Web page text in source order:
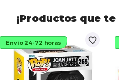
¡Productos que
favorite_border
Envío 24-72 horas